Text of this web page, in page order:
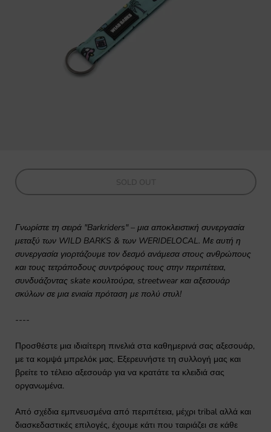
SOLD OUT
Γνωρίστε τη σειρά "Barkriders" – μια αποκλειστική συνεργασία
μεταξύ των WILD BARKS & των WERIDELOCAL. Με αυτή η
συνεργασία γιορτάζουμε τον δεσμό ανάμεσα στους ανθρώπους
και τους τετράποδους συντρόφους τους στην περιπέτεια,
συνδυάζοντας skate κουλτούρα, streetwear και αξεσουάρ
σκύλων σε μια ενιαία πρόταση με πολύ στυλ!
----
Προσθέστε μια ιδιαίτερη πινελιά στα καθημερινά σας αξεσουάρ,
με τα κομψά μπρελόκ μας. Εξερευνήστε τη συλλογή μας και
βρείτε το τέλειο αξεσουάρ για να κρατάτε τα κλειδιά σας
οργανωμένα.
Από σχέδια εμπνευσμένα από περιπέτεια, μέχρι tribal αλλά και
διασκεδαστικές επιλογές, έχουμε κάτι που ταιριάζει σε κάθε